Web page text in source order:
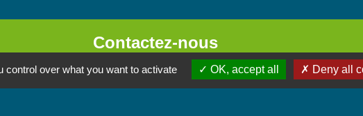
Contactez-nous
Commune de Chignin
52 Place de la Mairie - Le Chef Lieu
over what you want to activate OK, accept all Deny all